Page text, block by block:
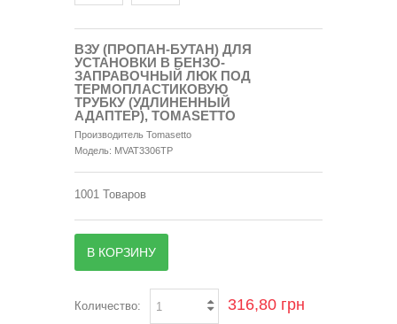
ВЗУ (ПРОПАН-БУТАН) ДЛЯ
УСТАНОВКИ В БЕНЗО-
ЗАПРАВОЧНЫЙ ЛЮК ПОД
ТЕРМОПЛАСТИКОВУЮ
ТРУБКУ (УДЛИНЕННЫЙ
АДАПТЕР), TOMASETTO
Производитель Tomasetto
Модель: MVAT3306TP
1001 Товаров
В КОРЗИНУ
Количество: 316,80 грн